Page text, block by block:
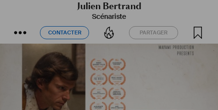
Julien Bertrand
Scénariste
CONTACTER PARTAGER
CONTACTER PARTAGER